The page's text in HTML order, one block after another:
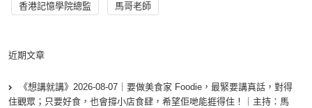
香港記憶學院總監 馬哥老師
近期文章
《想講就講》2026-08-07｜要做美食家 Foodie，最緊要講真話，對得
住觀眾；只要好食，也會撐小店食肆，希望佢哋能捱得住！｜主持：馬